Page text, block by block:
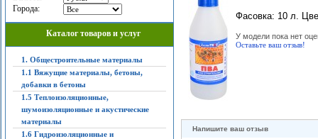
Города:
Каталог товаров и услуг
1. Общестроительные материалы
1.1 Вяжущие материалы, бетоны,
добавки в бетоны
1.5 Теплоизоляционные,
шумоизоляционные и акустические
материалы
1.6 Гидроизоляционные и
Фасовка: 10 л.
У модели пока нет
Оставьте ваш отзыв!
Напишите ваш отзыв